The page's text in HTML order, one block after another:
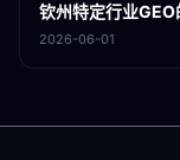
钦州特定行业
2026-06-01